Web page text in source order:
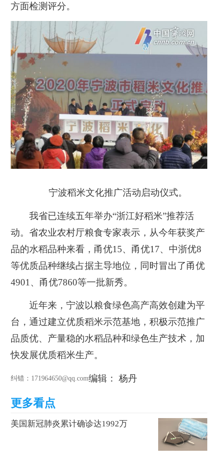
方面检测评分。
宁波稻米文化推广活动启动仪式。
我省已连续五年举办“浙江好稻米”推荐活
动。省农业农村厅粮食专家表示，从今年获奖产
品的水稻品种来看，甬优15、甬优17、中浙优8
等优质品种继续占据主导地位，同时冒出了甬优
4901、甬优7860等一批新秀。
近年来，宁波以粮食绿色高产高效创建为平
台，通过建立优质稻米示范基地，积极示范推广
品质优、产量稳的水稻品种和绿色生产技术，加
快发展优质稻米生产。
纠错 ：171964650@qq.com编辑： 杨丹
美国新冠肺炎累计确诊达1992万